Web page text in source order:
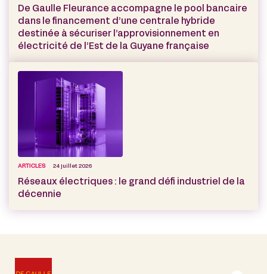
De Gaulle Fleurance accompagne le pool bancaire
dans le financement d’une centrale hybride
destinée à sécuriser l’approvisionnement en
électricité de l’Est de la Guyane française
ARTICLES 24 juillet 2026
Réseaux électriques : le grand défi industriel de la
décennie